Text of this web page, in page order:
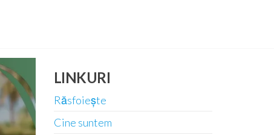
LINKURI
Răsfoiește
Cine suntem